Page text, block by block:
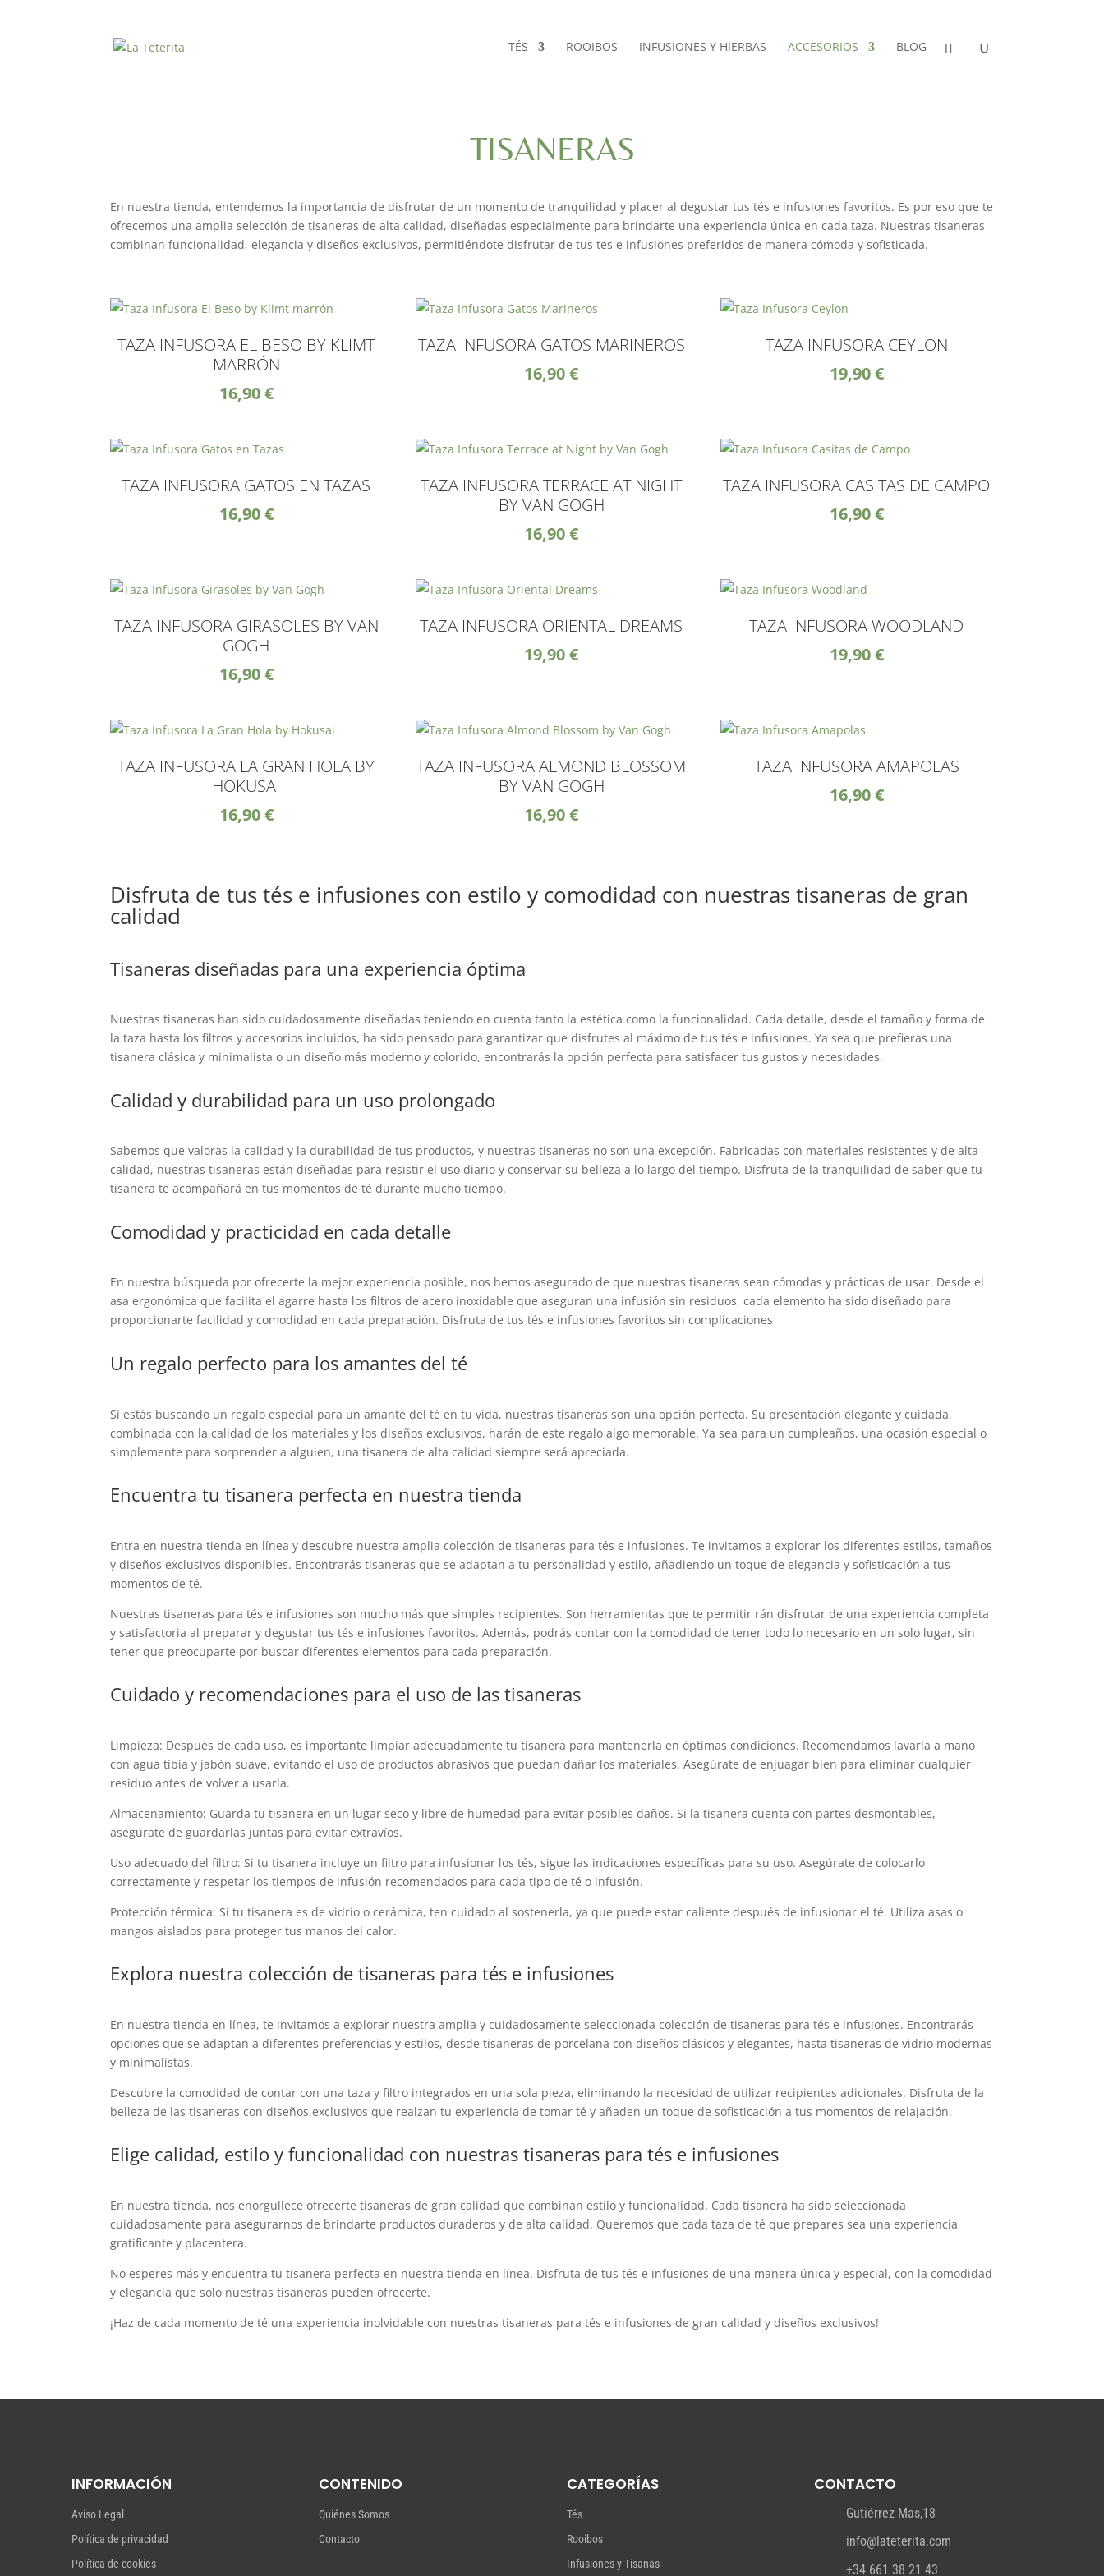
TÉS ROOIBOS INFUSIONES Y HIERBAS ACCESORIOS BLOG
TISANERAS
En nuestra tienda, entendemos la importancia de disfrutar de un momento de tranquilidad y placer al degustar tus tés e infusiones favoritos. Es por eso que te
ofrecemos una amplia selección de tisaneras de alta calidad, diseñadas especialmente para brindarte una experiencia única en cada taza. Nuestras tisaneras
combinan funcionalidad, elegancia y diseños exclusivos, permitiéndote disfrutar de tus tes e infusiones preferidos de manera cómoda y sofisticada.
TAZA INFUSORA EL BESO BY KLIMT
MARRÓN
16,90€
TAZA INFUSORA GATOS MARINEROS
16,90€
TAZA INFUSORA CEYLON
19,90€
TAZA INFUSORA GATOS EN TAZAS
16,90€
TAZA INFUSORA TERRACE AT NIGHT
BY VAN GOGH
16,90€
TAZA INFUSORA CASITAS DE CAMPO
16,90€
TAZA INFUSORA GIRASOLES BY VAN
GOGH
16,90€
TAZA INFUSORA ORIENTAL DREAMS
19,90€
TAZA INFUSORA WOODLAND
19,90€
TAZA INFUSORA LA GRAN HOLA BY
HOKUSAI
16,90€
TAZA INFUSORA ALMOND BLOSSOM
BY VAN GOGH
16,90€
TAZA INFUSORA AMAPOLAS
16,90€
Disfruta de tus tés e infusiones con estilo y comodidad con nuestras tisaneras de gran
calidad
Tisaneras diseñadas para una experiencia óptima
Nuestras tisaneras han sido cuidadosamente diseñadas teniendo en cuenta tanto la estética como la funcionalidad. Cada detalle, desde el tamaño y forma de
la taza hasta los filtros y accesorios incluidos, ha sido pensado para garantizar que disfrutes al máximo de tus tés e infusiones. Ya sea que prefieras una
tisanera clásica y minimalista o un diseño más moderno y colorido, encontrarás la opción perfecta para satisfacer tus gustos y necesidades.
Calidad y durabilidad para un uso prolongado
Sabemos que valoras la calidad y la durabilidad de tus productos, y nuestras tisaneras no son una excepción. Fabricadas con materiales resistentes y de alta
calidad, nuestras tisaneras están diseñadas para resistir el uso diario y conservar su belleza a lo largo del tiempo. Disfruta de la tranquilidad de saber que tu
tisanera te acompañará en tus momentos de té durante mucho tiempo.
Comodidad y practicidad en cada detalle
En nuestra búsqueda por ofrecerte la mejor experiencia posible, nos hemos asegurado de que nuestras tisaneras sean cómodas y prácticas de usar. Desde el
asa ergonómica que facilita el agarre hasta los filtros de acero inoxidable que aseguran una infusión sin residuos, cada elemento ha sido diseñado para
proporcionarte facilidad y comodidad en cada preparación. Disfruta de tus tés e infusiones favoritos sin complicaciones
Un regalo perfecto para los amantes del té
Si estás buscando un regalo especial para un amante del té en tu vida, nuestras tisaneras son una opción perfecta. Su presentación elegante y cuidada,
combinada con la calidad de los materiales y los diseños exclusivos, harán de este regalo algo memorable. Ya sea para un cumpleaños, una ocasión especial o
simplemente para sorprender a alguien, una tisanera de alta calidad siempre será apreciada.
Encuentra tu tisanera perfecta en nuestra tienda
Entra en nuestra tienda en línea y descubre nuestra amplia colección de tisaneras para tés e infusiones. Te invitamos a explorar los diferentes estilos, tamaños
y diseños exclusivos disponibles. Encontrarás tisaneras que se adaptan a tu personalidad y estilo, añadiendo un toque de elegancia y sofisticación a tus
momentos de té.
Nuestras tisaneras para tés e infusiones son mucho más que simples recipientes. Son herramientas que te permitir rán disfrutar de una experiencia completa
y satisfactoria al preparar y degustar tus tés e infusiones favoritos. Además, podrás contar con la comodidad de tener todo lo necesario en un solo lugar, sin
tener que preocuparte por buscar diferentes elementos para cada preparación.
Cuidado y recomendaciones para el uso de las tisaneras
Limpieza: Después de cada uso, es importante limpiar adecuadamente tu tisanera para mantenerla en óptimas condiciones. Recomendamos lavarla a mano
con agua tibia y jabón suave, evitando el uso de productos abrasivos que puedan dañar los materiales. Asegúrate de enjuagar bien para eliminar cualquier
residuo antes de volver a usarla.
Almacenamiento: Guarda tu tisanera en un lugar seco y libre de humedad para evitar posibles daños. Si la tisanera cuenta con partes desmontables,
asegúrate de guardarlas juntas para evitar extravíos.
Uso adecuado del filtro: Si tu tisanera incluye un filtro para infusionar los tés, sigue las indicaciones específicas para su uso. Asegúrate de colocarlo
correctamente y respetar los tiempos de infusión recomendados para cada tipo de té o infusión.
Protección térmica: Si tu tisanera es de vidrio o cerámica, ten cuidado al sostenerla, ya que puede estar caliente después de infusionar el té. Utiliza asas o
mangos aislados para proteger tus manos del calor.
Explora nuestra colección de tisaneras para tés e infusiones
En nuestra tienda en línea, te invitamos a explorar nuestra amplia y cuidadosamente seleccionada colección de tisaneras para tés e infusiones. Encontrarás
opciones que se adaptan a diferentes preferencias y estilos, desde tisaneras de porcelana con diseños clásicos y elegantes, hasta tisaneras de vidrio modernas
y minimalistas.
Descubre la comodidad de contar con una taza y filtro integrados en una sola pieza, eliminando la necesidad de utilizar recipientes adicionales. Disfruta de la
belleza de las tisaneras con diseños exclusivos que realzan tu experiencia de tomar té y añaden un toque de sofisticación a tus momentos de relajación.
Elige calidad, estilo y funcionalidad con nuestras tisaneras para tés e infusiones
En nuestra tienda, nos enorgullece ofrecerte tisaneras de gran calidad que combinan estilo y funcionalidad. Cada tisanera ha sido seleccionada
cuidadosamente para asegurarnos de brindarte productos duraderos y de alta calidad. Queremos que cada taza de té que prepares sea una experiencia
gratificante y placentera.
No esperes más y encuentra tu tisanera perfecta en nuestra tienda en línea. Disfruta de tus tés e infusiones de una manera única y especial, con la comodidad
y elegancia que solo nuestras tisaneras pueden ofrecerte.
¡Haz de cada momento de té una experiencia inolvidable con nuestras tisaneras para tés e infusiones de gran calidad y diseños exclusivos!
INFORMACIÓN
Aviso Legal
Política de privacidad
Política de cookies
CONTENIDO
Quiénes Somos
Contacto
CATEGORÍAS
Tés
Rooibos
Infusiones y Tisanas
CONTACTO
Gutiérrez Mas,18
info@lateterita.com
+34 661 38 21 43